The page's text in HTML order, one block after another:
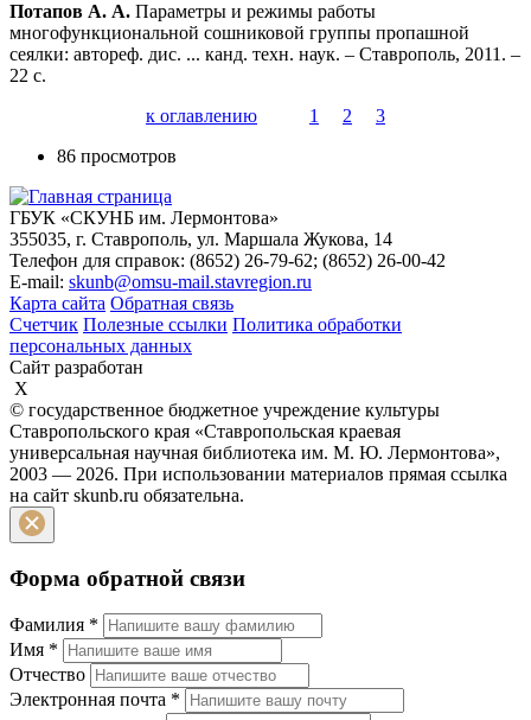
Потапов А. А. Параметры и режимы работы
многофункциональной сошниковой группы пропашной
сеялки: автореф. дис. ... канд. техн. наук. – Ставрополь, 2011. –
22 с.
к оглавлению
1 2
3
86 просмотров
ГБУК «СКУНБ им. Лермонтова»
355035, г. Ставрополь, ул. Маршала Жукова, 14
Телефон для справок: (8652) 26-79-62; (8652) 26-00-42
E-mail: skunb@omsu-mail.stavregion.ru
Карта сайта Обратная связь
Счетчик Полезные ссылки Политика обработки
персональных данных
Сайт разработан
X
© государственное бюджетное учреждение культуры
Ставропольского края «Ставропольская краевая
универсальная научная библиотека им. М. Ю. Лермонтова»,
2003 — 2026. При использовании материалов прямая ссылка
на сайт skunb.ru обязательна.
Форма обратной связи
Фамилия *
Имя *
Отчество
Электронная почта *